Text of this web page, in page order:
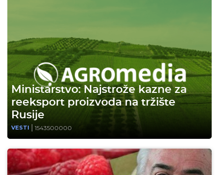
Ministarstvo: Najstrože kazne za
reeksport proizvoda na tržište
Rusije
VESTI 1543500000